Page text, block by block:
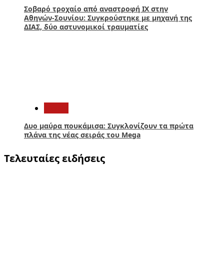
Σοβαρό τροχαίο από αναστροφή ΙΧ στην
Αθηνών-Σουνίου: Συγκρούστηκε με μηχανή της
ΔΙΑΣ, δύο αστυνομικοί τραυματίες
Δυο μαύρα πουκάμισα: Συγκλονίζουν τα πρώτα
πλάνα της νέας σειράς του Mega
Τελευταίες ειδήσεις